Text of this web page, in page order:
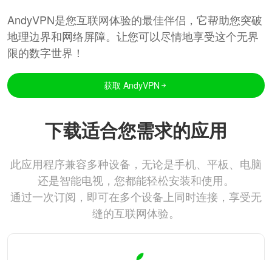
AndyVPN是您互联网体验的最佳伴侣，它帮助您突破
地理边界和网络屏障。让您可以尽情地享受这个无界
限的数字世界！
获取 AndyVPN
下载适合您需求的应用
此应用程序兼容多种设备，无论是手机、平板、电脑
还是智能电视，您都能轻松安装和使用。
通过一次订阅，即可在多个设备上同时连接，享受无
缝的互联网体验。